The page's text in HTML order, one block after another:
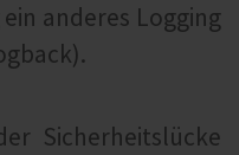
anderes Logging
Sicherheitslücke